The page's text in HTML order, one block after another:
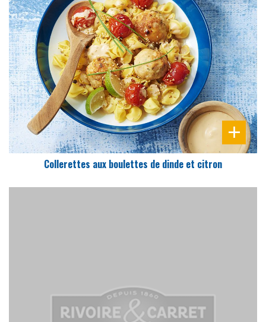
PRÉPARATION
15 Min
Collerettes aux boulettes de dinde et citron